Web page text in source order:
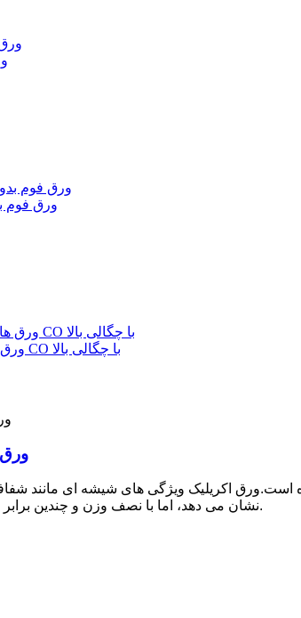
ورق فوم
ورق های فومکس اکسترود شده با CO با چگالی بالا
ورق
است.ورق اکریلیک ویژگی های شیشه ای مانند
نشان می دهد، اما با نصف وزن و چندین برابر مقاومت در برابر ضربه شیشه.